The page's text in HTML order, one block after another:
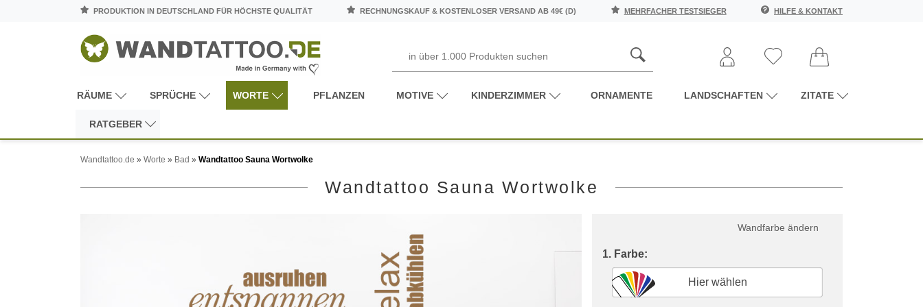
PRODUKTION IN DEUTSCHLAND FÜR HÖCHSTE QUALITÄT RECHNUNGSKAUF & KOSTENLOSER VERSAND AB 49€ (D) MEHRFACHER TESTSIEGER HILFE & KONTAKT
RÄUME SPRÜCHE WORTE PFLANZEN MOTIVE KINDERZIMMER ORNAMENTE LANDSCHAFTEN ZITATE
RATGEBER
Wandtattoo.de » Worte » Bad » Wandtattoo Sauna Wortwolke
Wandtattoo Sauna Wortwolke
Wandfarbe ändern
1. Farbe:
Hier wählen